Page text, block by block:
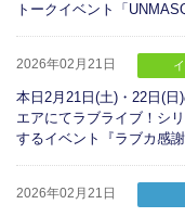
トークイベント「
2026年02月21日
本日2月21日(土)・22日(
エアにてラブライブ！シ
するイベント『ラブカ感
2026年02月21日